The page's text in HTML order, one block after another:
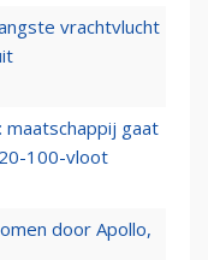
vrachtvlucht
maatschappij gaat
100-vloot
door Apollo,